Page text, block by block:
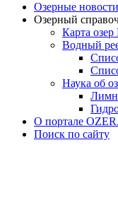
Озерные новости
Озерный
Карта озер
Водный
Наука об
О портале
Поиск по сайту